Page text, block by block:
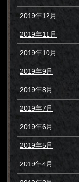
2019年12月
2019年11月
2019年10月
2019年9月
2019年8月
2019年7月
2019年6月
2019年5月
2019年4月